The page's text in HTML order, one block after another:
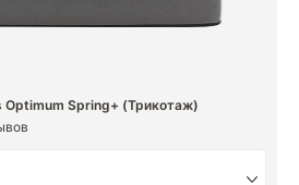
Optimum Spring+ (Трикотаж)